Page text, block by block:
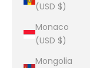
(USD $)
Monaco
(USD $)
Mongolia